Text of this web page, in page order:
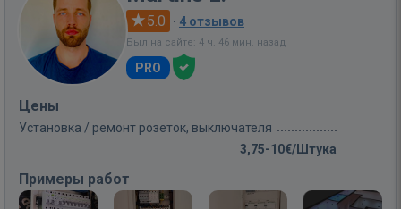
5.0 · 4 отзывов
Был на сайте: 4 ч. 46 мин. назад
PRO
Цены
Установка / ремонт розеток, выключателя
3,75-10€/Штука
Примеры работ